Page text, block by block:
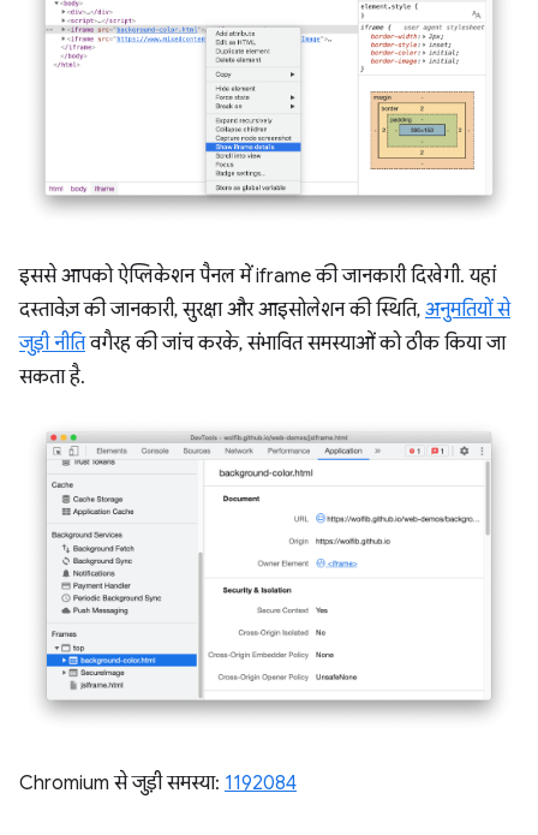
इससे आपको ऐप्लिकेशन पैनल में iframe की जानकारी दिखेगी. यहां
दस्तावेज़ की जानकारी, सुरक्षा और आइसोलेशन की स्थिति, अनुमतियों से
जुड़ी नीतिवगैरह की जांच करके, संभावित समस्याओं को ठीक किया जा
सकता है.
Chromium से जुड़ी समस्या: 1192084